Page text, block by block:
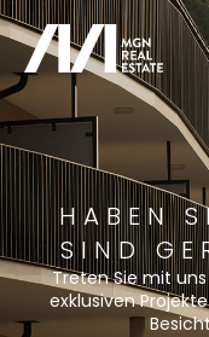
HABEN
SIND
Treten Sie mit
exklusiven